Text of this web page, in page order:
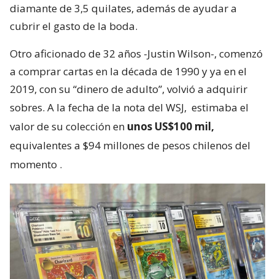
diamante de 3,5 quilates, además de ayudar a
cubrir el gasto de la boda.
Otro aficionado de 32 años -Justin Wilson-, comenzó
a comprar cartas en la década de 1990 y ya en el
2019, con su “dinero de adulto”, volvió a adquirir
sobres. A la fecha de la nota del WSJ, estimaba el
valor de su colección en unos US$100 mil,
equivalentes a $94 millones de pesos chilenos del
momento .